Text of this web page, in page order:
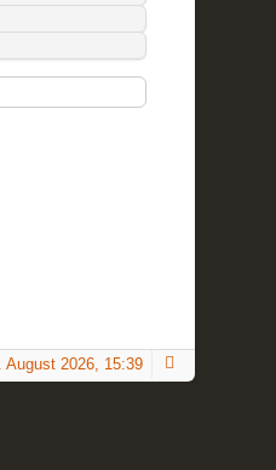
August 2026, 15:39